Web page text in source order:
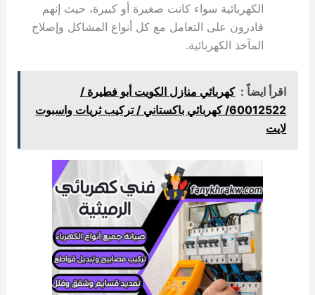
الكهربائية سواء كانت صغيرة أو كبيرة، حيث إنهم
قادرون على التعامل مع كل أنواع المشاكل وإصلاح
المآخذ الكهربائية.
اقرأ ايضاً : كهربائي منازل الكويت أبو فطيرة /
60012522/ كهربائي باكستاني / تركيب ثريات واسبوت
لايت